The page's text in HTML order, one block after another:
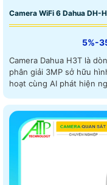
Camera WiFi 6 Dahua DH-
5%-
Camera Dahua H3T là
phân giải 3MP sở hữu
hoạt cùng AI phát hiện